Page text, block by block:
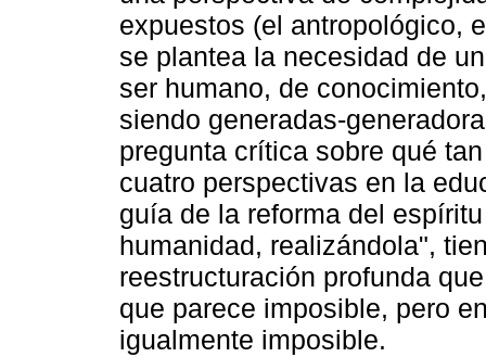
expuestos (el antropológico,
se plantea la necesidad de
ser humano, de
siendo generadas-
pregunta crítica sobre qué
cuatro perspectivas en la
guía de la reforma del
humanidad, realizándola",
reestructuración profunda
que parece imposible, pero
igualmente imposible.